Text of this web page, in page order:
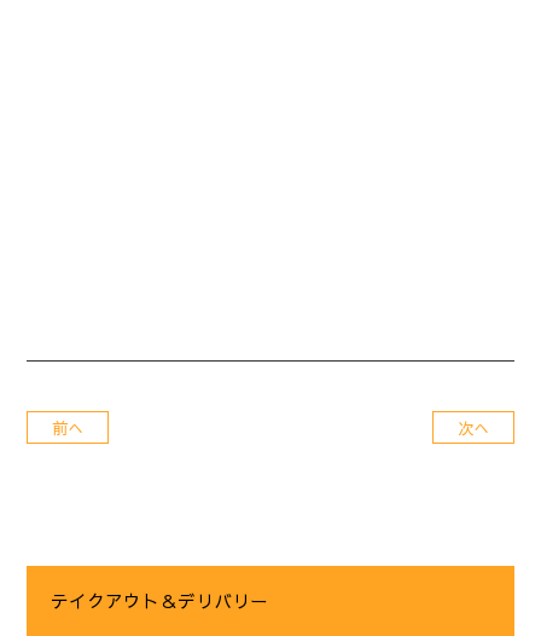
前へ 次へ
テイクアウト＆デリバリー